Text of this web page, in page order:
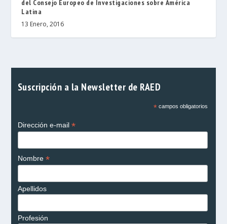
del Consejo Europeo de Investigaciones sobre América
Latina
13 Enero, 2016
Suscripción a la Newsletter de RAED
*campos obligatorios
Dirección e-mail *
Nombre *
Apellidos
Profesión